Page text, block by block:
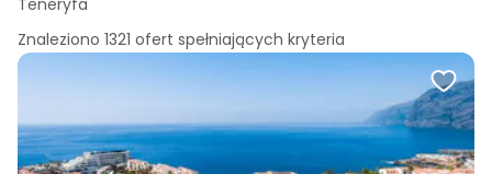
Teneryfa
Znaleziono 1321 ofert spełniających kryteria